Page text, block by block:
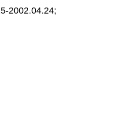
2002.04.24;